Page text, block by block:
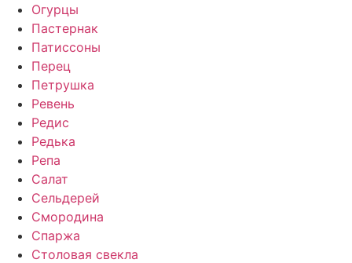
Огурцы
Пастернак
Патиссоны
Перец
Петрушка
Ревень
Редис
Редька
Репа
Салат
Сельдерей
Смородина
Спаржа
Столовая свекла